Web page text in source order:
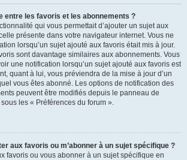
entre les favoris et les abonnements ?
qui vous permettait d’ajouter un sujet aux
présente dans votre navigateur internet. Vous ne
lorsqu’un sujet ajouté aux favoris était mis à jour.
sont davantage similaires aux abonnements. Vous
une notification lorsqu’un sujet ajouté aux favoris est
quant à lui, vous préviendra de la mise à jour d’un
vous êtes abonné. Les options de notification des
peuvent être modifiés depuis le panneau de
les « Préférences du forum ».
aux favoris ou m’abonner à un sujet spécifique ?
favoris ou vous abonner à un sujet spécifique en